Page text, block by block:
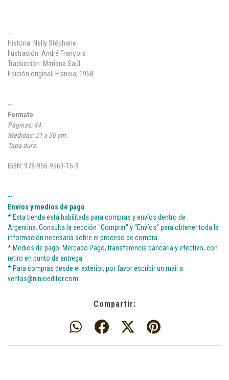
--
Historia: Nelly Stéphane.
Ilustración: André François.
Traducción: Mariana Saúl.
Edición original: Francia, 1958.
--
Formato
Páginas: 44.
Medidas: 21 x 30 cm.
Tapa dura.
ISBN: 978-956-9569-15-9
--
Envíos y medios de pago
* Esta tienda está habilitada para compras y envíos dentro de
Argentina. Consulta la sección "Comprar" y "Envíos" para obtener toda la
información necesaria sobre el proceso de compra.
* Medios de pago: Mercado Pago, transferencia bancaria y efectivo, con
retiro en punto de entrega.
* Para compras desde el exterior, por favor escribir un mail a
ventas@ninioeditor.com
Compartir: